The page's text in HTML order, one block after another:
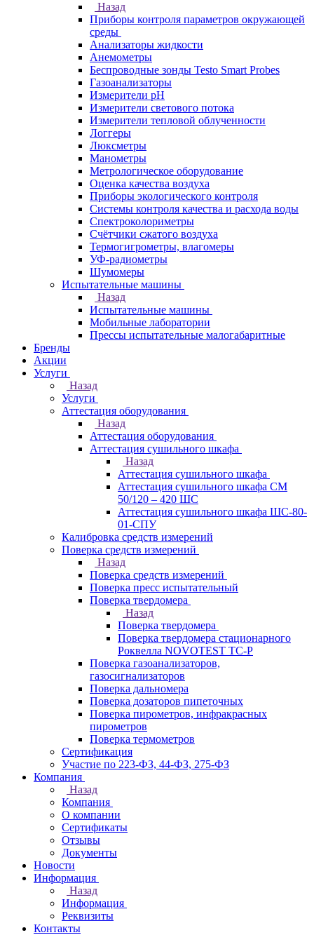
Назад
Приборы контроля параметров окружающей
среды
Анализаторы жидкости
Анемометры
Беспроводные зонды Testo Smart Probes
Газоанализаторы
Измерители pH
Измерители светового потока
Измерители тепловой облученности
Логгеры
Люксметры
Манометры
Метрологическое оборудование
Оценка качества воздуха
Приборы экологического контроля
Системы контроля качества и расхода воды
Спектроколориметры
Счётчики сжатого воздуха
Термогигрометры, влагомеры
УФ-радиометры
Шумомеры
Испытательные машины
Назад
Испытательные машины
Мобильные лаборатории
Прессы испытательные малогабаритные
Бренды
Акции
Услуги
Назад
Услуги
Аттестация оборудования
Назад
Аттестация оборудования
Аттестация сушильного шкафа
Назад
Аттестация сушильного шкафа
Аттестация сушильного шкафа СМ
50/120 – 420 ШС
Аттестация сушильного шкафа ШС-80-
01-СПУ
Калибровка средств измерений
Поверка средств измерений
Назад
Поверка средств измерений
Поверка пресс испытательный
Поверка твердомера
Назад
Поверка твердомера
Поверка твердомера стационарного
Роквелла NOVOTEST TС-Р
Поверка газоанализаторов,
газосигнализаторов
Поверка дальномера
Поверка дозаторов пипеточных
Поверка пирометров, инфракрасных
пирометров
Поверка термометров
Сертификация
Участие по 223-ФЗ, 44-ФЗ, 275-ФЗ
Компания
Назад
Компания
О компании
Сертификаты
Отзывы
Документы
Новости
Информация
Назад
Информация
Реквизиты
Контакты